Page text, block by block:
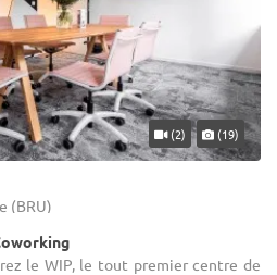
(2) (19)
(BRU)
le WIP, le tout premier centre de